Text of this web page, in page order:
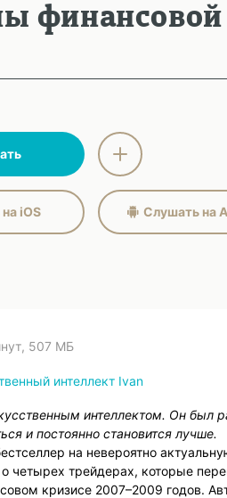
финансовой
iOS Слушать на
, 507 МБ
интеллект Ivan
интеллектом. Он был
и постоянно становится лучше.
на невероятно
четырех трейдерах, которые
кризисе 2007–2009 годов.